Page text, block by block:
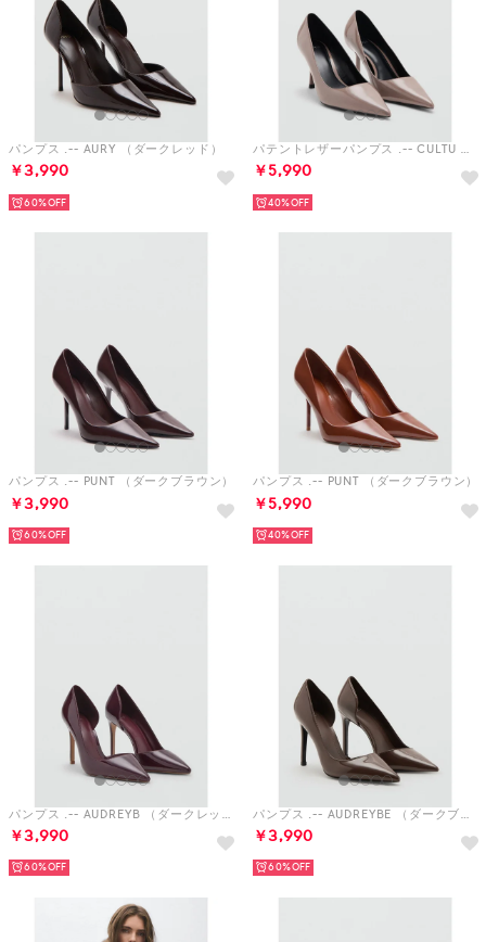
パンプス .-- AURY （ダークレッド）
￥3,990
60%
パテントレザーパンプス .-- CULTU （ベージュ）
￥5,990
40%
パンプス .-- PUNT （ダークブラウン）
￥3,990
60%
パンプス .-- PUNT （ダークブラウン）
￥5,990
40%
パンプス .-- AUDREYB （ダークレッド）
￥3,990
60%
パンプス .-- AUDREYBE （ダークブラウン）
￥3,990
60%